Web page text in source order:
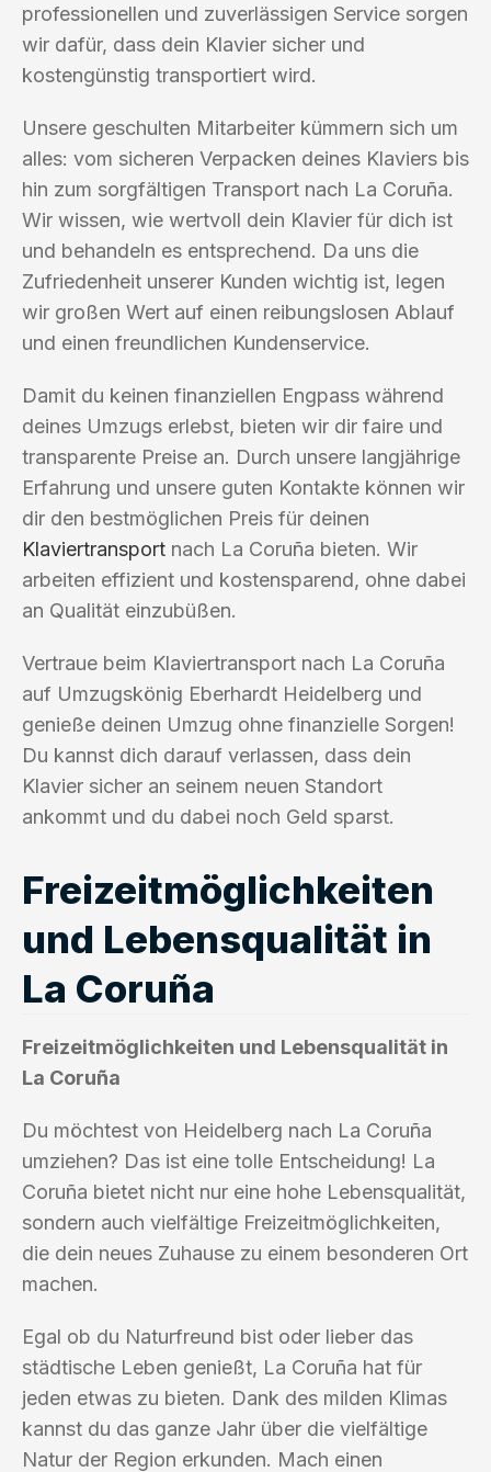
professionellen und zuverlässigen Service sorgen
wir dafür, dass dein Klavier sicher und
kostengünstig transportiert wird.
Unsere geschulten Mitarbeiter kümmern sich um
alles: vom sicheren Verpacken deines Klaviers bis
hin zum sorgfältigen Transport nach La Coruña.
Wir wissen, wie wertvoll dein Klavier für dich ist
und behandeln es entsprechend. Da uns die
Zufriedenheit unserer Kunden wichtig ist, legen
wir großen Wert auf einen reibungslosen Ablauf
und einen freundlichen Kundenservice.
Damit du keinen finanziellen Engpass während
deines Umzugs erlebst, bieten wir dir faire und
transparente Preise an. Durch unsere langjährige
Erfahrung und unsere guten Kontakte können wir
dir den bestmöglichen Preis für deinen
Klaviertransport nach La Coruña bieten. Wir
arbeiten effizient und kostensparend, ohne dabei
an Qualität einzubüßen.
Vertraue beim Klaviertransport nach La Coruña
auf Umzugskönig Eberhardt Heidelberg und
genieße deinen Umzug ohne finanzielle Sorgen!
Du kannst dich darauf verlassen, dass dein
Klavier sicher an seinem neuen Standort
ankommt und du dabei noch Geld sparst.
Freizeitmöglichkeiten
und Lebensqualität in
La Coruña
Freizeitmöglichkeiten und Lebensqualität in
La Coruña
Du möchtest von Heidelberg nach La Coruña
umziehen? Das ist eine tolle Entscheidung! La
Coruña bietet nicht nur eine hohe Lebensqualität,
sondern auch vielfältige Freizeitmöglichkeiten,
die dein neues Zuhause zu einem besonderen Ort
machen.
Egal ob du Naturfreund bist oder lieber das
städtische Leben genießt, La Coruña hat für
jeden etwas zu bieten. Dank des milden Klimas
kannst du das ganze Jahr über die vielfältige
Natur der Region erkunden. Mach einen